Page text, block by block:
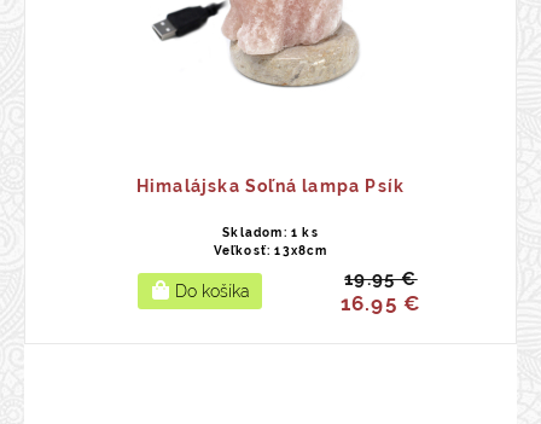
Himalájska Soľná lampa Psík
Skladom: 1 ks
Veľkosť: 13x8cm
19.95 €
16.95 €